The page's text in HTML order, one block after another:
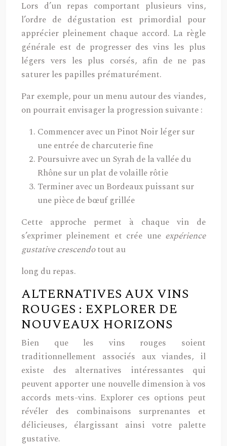
Lors d’un repas comportant plusieurs vins,
l’ordre de dégustation est primordial pour
apprécier pleinement chaque accord. La règle
générale est de progresser des vins les plus
légers vers les plus corsés, afin de ne pas
saturer les papilles prématurément.
Par exemple, pour un menu autour des viandes,
on pourrait envisager la progression suivante :
Commencer avec un Pinot Noir léger sur
une entrée de charcuterie fine
Poursuivre avec un Syrah de la vallée du
Rhône sur un plat de volaille rôtie
Terminer avec un Bordeaux puissant sur
une pièce de bœuf grillée
Cette approche permet à chaque vin de
s’exprimer pleinement et crée une expérience
gustative crescendotout au
long du repas.
ALTERNATIVES AUX VINS
ROUGES : EXPLORER DE
NOUVEAUX HORIZONS
Bien que les vins rouges soient
traditionnellement associés aux viandes, il
existe des alternatives intéressantes qui
peuvent apporter une nouvelle dimension à vos
accords mets-vins. Explorer ces options peut
révéler des combinaisons surprenantes et
délicieuses, élargissant ainsi votre palette
gustative.